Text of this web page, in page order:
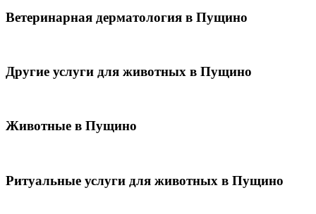
Ветеринарная дерматология в Пущино
Другие услуги для животных в Пущино
Животные в Пущино
Ритуальные услуги для животных в Пущино